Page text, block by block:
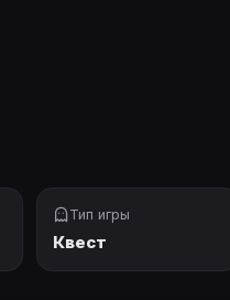
Тип игры
Квест